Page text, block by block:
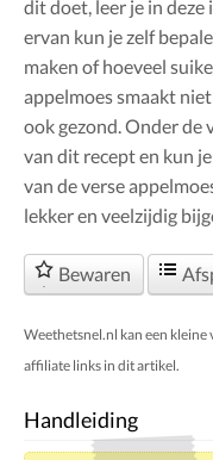
dit doet, leer je in
ervan kun je zelf
maken of hoeveel
appelmoes smaakt
ook gezond. Onder de
van dit recept en kun
van de verse
lekker en veelzijdig
Bewaren
Weethetsnel.nl kan een
affiliate links in dit artikel.
Handleiding